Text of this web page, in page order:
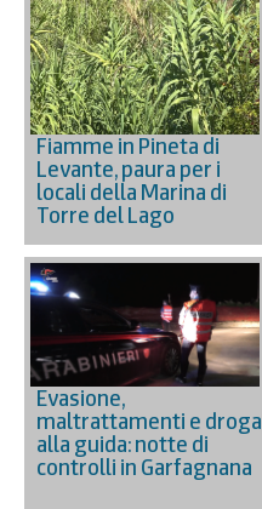
Fiamme in Pineta di
Levante, paura per i
locali della Marina di
Torre del Lago
Evasione,
maltrattamenti e droga
alla guida: notte di
controlli in Garfagnana